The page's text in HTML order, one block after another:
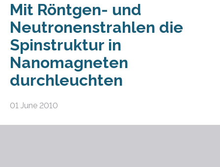
Mit Röntgen- und
Neutronenstrahlen die
Spinstruktur in
Nanomagneten
durchleuchten
01 June 2010